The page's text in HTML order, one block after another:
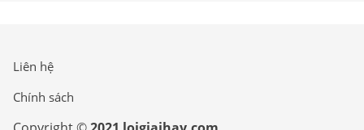
Liên hệ
Chính sách